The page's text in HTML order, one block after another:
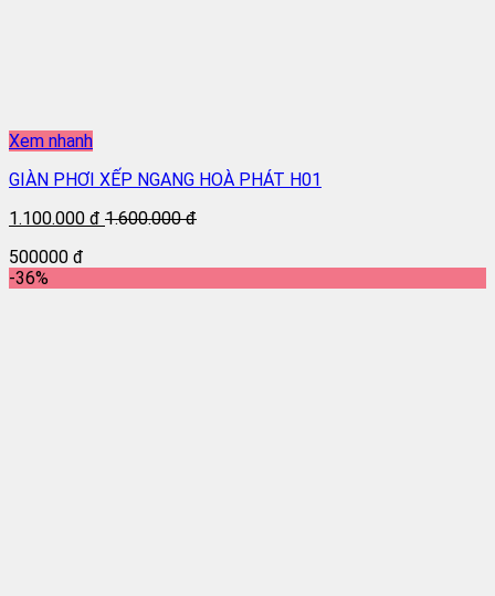
Xem nhanh
GIÀN PHƠI XẾP NGANG HOÀ PHÁT H01
1.100.000 đ 1.600.000 đ
500000 đ
-36%